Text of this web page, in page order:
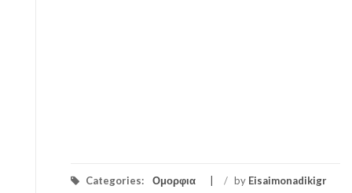
Categories: Ομορφια / by Eisaimonadikigr